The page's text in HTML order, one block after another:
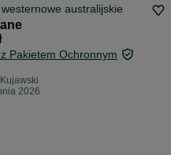
westernowe australijskie
z Pakietem Ochronnym
2026